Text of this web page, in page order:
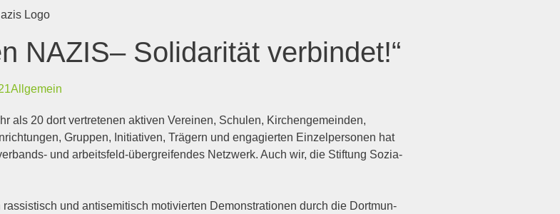
NAZIS– Soli­da­ri­tät verbindet!“
Allgemein
als 20 dort ver­tre­te­nen akti­ven Ver­ei­nen, Schu­len, Kir­chen­ge­mein­den,
Grup­pen, Initia­ti­ven, Trä­gern und enga­gier­ten Ein­zel­per­so­nen hat
und arbeits­feld-über­grei­fen­des Netz­werk. Auch wir, die Stif­tung Sozia­
und anti­se­mi­tisch moti­vier­ten Demons­tra­tio­nen durch die Dort­mun­